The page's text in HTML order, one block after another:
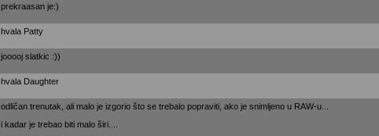
prekraasan je:)
hvala Patty
jooooj slatkic :))
hvala Daughter
odličan trenutak, ali malo je izgorio što se trebalo popraviti, ako je snimljeno u RAW-u...
i kadar je trebao biti malo širi....